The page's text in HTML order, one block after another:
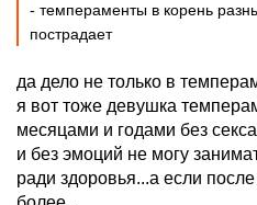
- темпераменты в корень
пострадает
да дело не только в
я вот тоже девушка
месяцами и годами без
и без эмоций не могу
ради здоровья...а если